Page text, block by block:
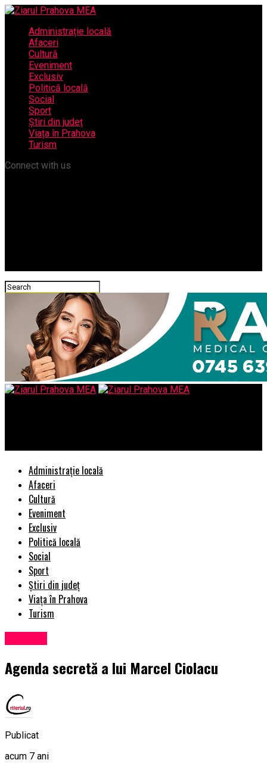
Administrație locală
Afaceri
Cultură
Eveniment
Exclusiv
Politică locală
Social
Sport
Știri din județ
Viața în Prahova
Turism
Connect with us
Administrație locală
Afaceri
Cultură
Eveniment
Exclusiv
Politică locală
Social
Sport
Știri din județ
Viața în Prahova
Turism
Agenda secretă a lui Marcel Ciolacu
Publicat
acum 7 ani